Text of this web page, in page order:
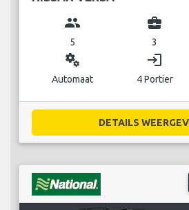
group
5
business_center
3
miscellaneous_services
Automaat
login
4 Portier
DETAILS